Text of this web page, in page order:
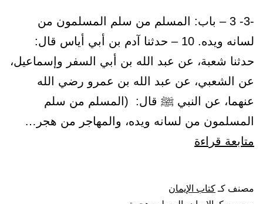
-3- 3 – باب: المسلم من سلم المسلمون من
لسانه ويده. 10 – حدثنا آدم بن أبي أياس قال:
حدثنا شعبة، عن عبد الله بن أبي السفر وإسماعيل،
عن الشعبي، عن عبد الله بن عمرو رضي الله
عنهما، عن النبي ﷺ قال: (المسلم من سلم
المسلمون من لسانه ويده، والمهاجر من هجر…
متابعة قراءة
من
سلم
مصنف كـكتاب الإيمان